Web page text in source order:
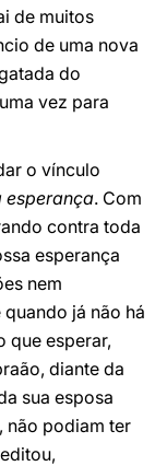
de muitos
de uma nova
do
vez para
o vínculo
esperança. Com
contra toda
esperança
nem
já não há
que esperar,
diante da
sua esposa
não podiam ter